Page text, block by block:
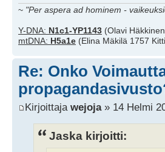
~ "Per aspera ad hominem -
Y-DNA: N1c1-YP1143 (Olavi
mtDNA: H5a1e (Elina Mäkilä 1757
Re: Onko
Kirjoittaja wejoja» 14 Helmi
Jaska kirjoitti: